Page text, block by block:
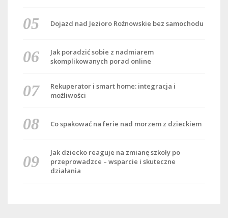
Dojazd nad Jezioro Rożnowskie bez samochodu
Jak poradzić sobie z nadmiarem
skomplikowanych porad online
Rekuperator i smart home: integracja i
możliwości
Co spakować na ferie nad morzem z dzieckiem
Jak dziecko reaguje na zmianę szkoły po
przeprowadzce – wsparcie i skuteczne
działania